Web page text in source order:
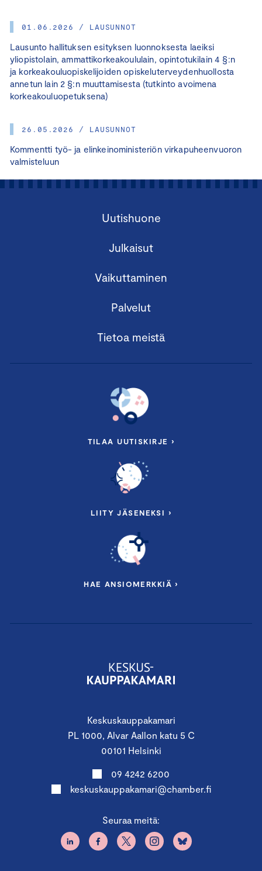
01.06.2026 / LAUSUNNOT
Lausunto hallituksen esityksen luonnoksesta laeiksi
yliopistolain, ammattikorkeakoululain, opintotukilain 4 §:n
ja korkeakouluopiskelijoiden opiskeluterveydenhuollosta
annetun lain 2 §:n muuttamisesta (tutkinto avoimena
korkeakouluopetuksena)
26.05.2026 / LAUSUNNOT
Kommentti työ- ja elinkeinoministeriön virkapuheenvuoron
valmisteluun
Keskuskauppakamari
PL 1000, Alvar Aallon katu 5 C
00101 Helsinki
09 4242 6200
keskuskauppakamari@chamber.fi
Seuraa meitä:
Uutishuone
Julkaisut
Vaikuttaminen
Palvelut
Tietoa meistä
TILAA UUTISKIRJE ›
LIITY JÄSENEKSI ›
HAE ANSIOMERKKIÄ ›